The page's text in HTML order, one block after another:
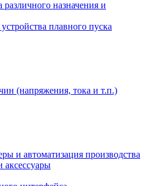
назначения и
плавного пуска
(напряжения, тока и т.п.)
и автоматизация производства
аксессуары